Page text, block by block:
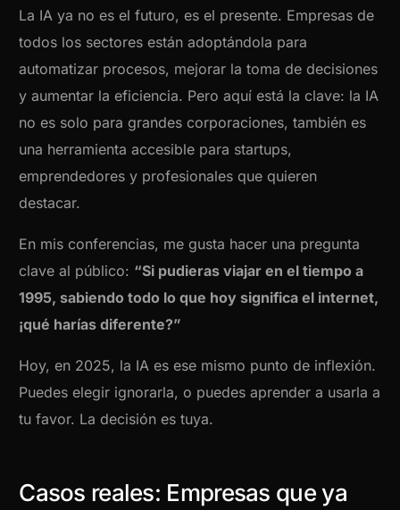
La IA ya no es el futuro, es el presente. Empresas de
todos los sectores están adoptándola para
automatizar procesos, mejorar la toma de decisiones
y aumentar la eficiencia. Pero aquí está la clave: la IA
no es solo para grandes corporaciones, también es
una herramienta accesible para startups,
emprendedores y profesionales que quieren
destacar.
En mis conferencias, me gusta hacer una pregunta
clave al público: “Si pudieras viajar en el tiempo a
1995, sabiendo todo lo que hoy significa el internet,
¡qué harías diferente?”
Hoy, en 2025, la IA es ese mismo punto de inflexión.
Puedes elegir ignorarla, o puedes aprender a usarla a
tu favor. La decisión es tuya.
Casos reales: Empresas que ya